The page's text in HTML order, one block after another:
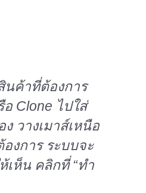
นค้าที่ต้องการ
อ Clone ไปใส่
ง วางเมาส์เหนือ
งการ ระบบจะ
เห็น คลิกที่ “ทำ